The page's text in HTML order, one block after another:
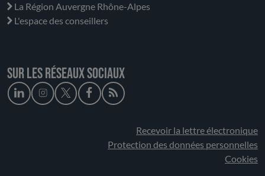
La Région Auvergne Rhône-Alpes
L'espace des conseillers
Sur les réseaux sociaux
Recevoir la lettre électronique
Protection des données personnelles
Cookies